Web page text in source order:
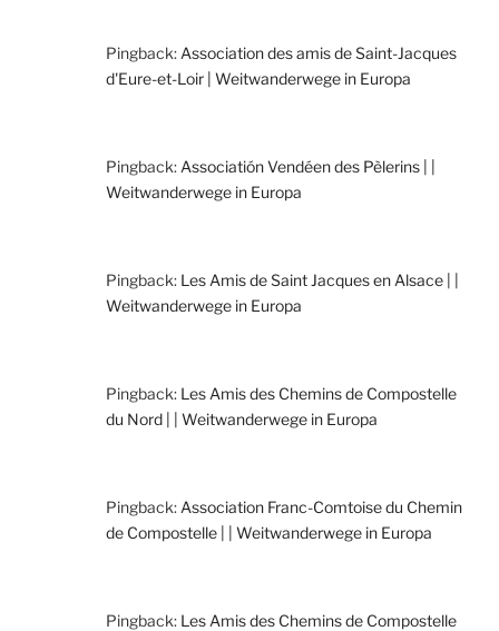
Pingback: Association des amis de Saint-Jacques
d'Eure-et-Loir | Weitwanderwege in Europa
Pingback: Associatión Vendéen des Pèlerins | |
Weitwanderwege in Europa
Pingback: Les Amis de Saint Jacques en Alsace | |
Weitwanderwege in Europa
Pingback: Les Amis des Chemins de Compostelle
du Nord | | Weitwanderwege in Europa
Pingback: Association Franc-Comtoise du Chemin
de Compostelle | | Weitwanderwege in Europa
Pingback: Les Amis des Chemins de Compostelle